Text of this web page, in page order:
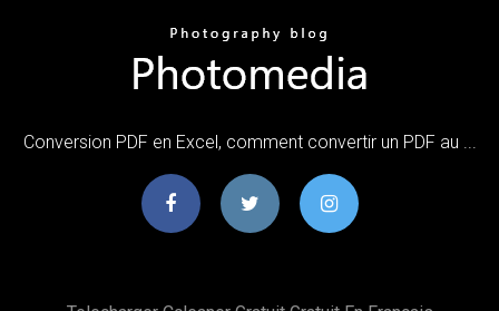
Conversion PDF en Excel, comment convertir un PDF au ...